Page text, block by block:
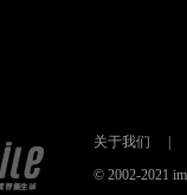
关于我们
© 2002-2021